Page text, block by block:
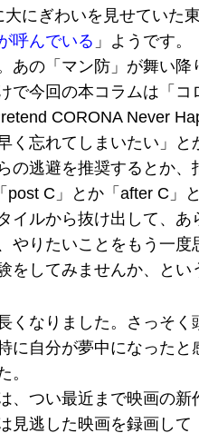
大にぎわいを見せていた
呼んでいる 」ようです。
あの「マン防」が舞い降
で今回の本コラムは「
CORONA Never
く忘れてしまいたい」
の逃避を推奨するとか
post C」とか「after C」
イルから抜け出して、
やりたいことをもう一
をしてみませんか、とい
くなりました。さっそく
に自分が夢中になった
。
、つい最近まで映画の
見逃した映画を録画し